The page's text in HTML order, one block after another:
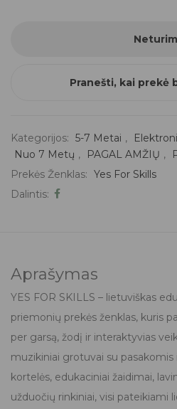
Pranešti, kai prekė
Kategorijos: 5-7 Metai ,
Nuo 7 Metų , PAGAL AMŽIŲ ,
Prekės Ženklas: Yes For Skills
Dalintis:
Aprašymas
YES FOR SKILLS – lietuviškas
priemonių prekės ženklas, kuris
per garsą, žodį ir interaktyvias
muzikiniai grotuvai su pasakomis
kortelės, edukaciniai žaidimai,
užduočių rinkiniai, visi pateikiami